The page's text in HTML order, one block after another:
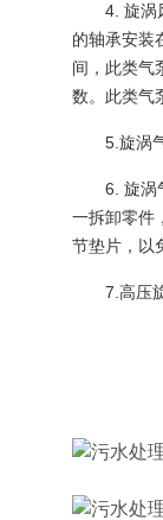
4. 旋涡
的轴承安装
间，此类气
数。此类气
5.旋涡
6. 旋涡
一拆卸零件
节垫片，以
7.高压